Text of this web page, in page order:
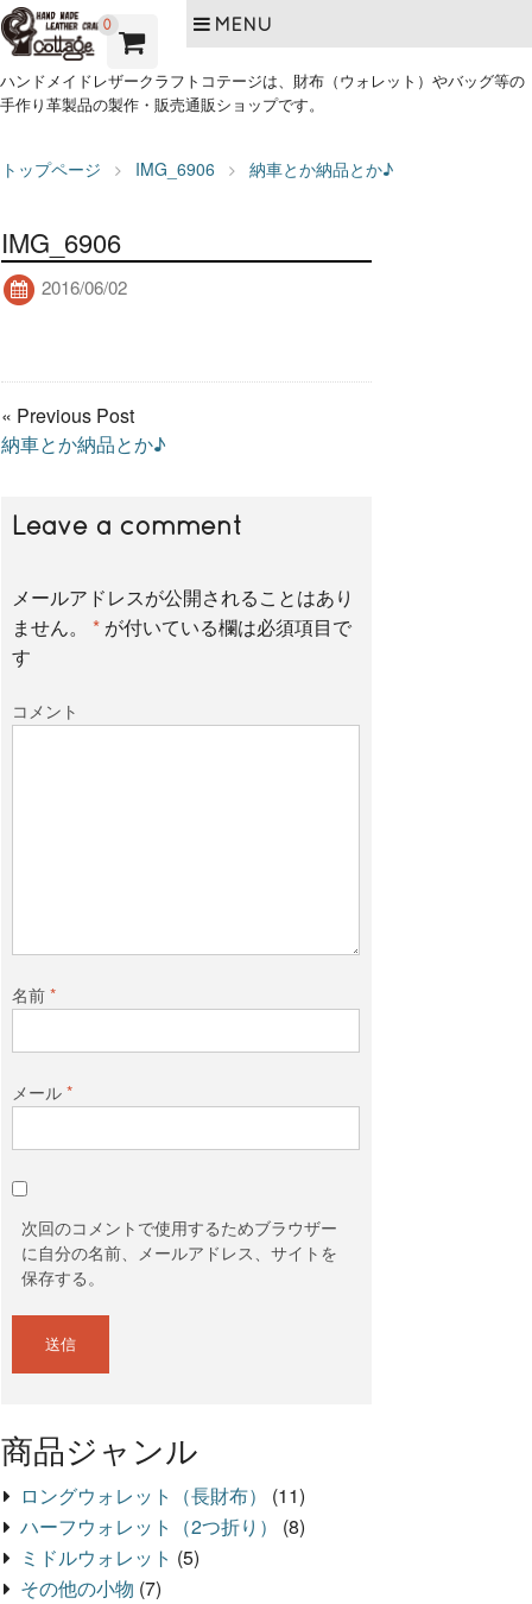
0 MENU
ハンドメイドレザークラフトコテージは、財布（ウォレット）やバッグ等の
手作り革製品の製作・販売通販ショップです。
トップページ IMG_6906 納車とか納品とか♪
IMG_6906
2016/06/02
« Previous Post
納車とか納品とか♪
Leave a comment
メールアドレスが公開されることはあり
ません。
* が付いている欄は必須項目で
す
コメント
名前*
メール*
次回のコメントで使用するためブラウザー
に自分の名前、メールアドレス、サイトを
保存する。
商品ジャンル
ロングウォレット（長財布）
(11)
ハーフウォレット（2つ折り）
(8)
ミドルウォレット (5)
その他の小物 (7)